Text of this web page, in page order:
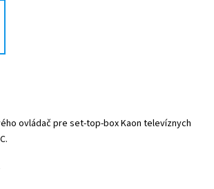
ovládač pre set-top-box Kaon televíznych